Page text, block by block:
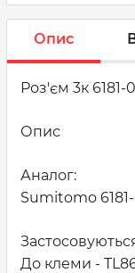
Опис
Роз'єм 3к 6181-
Опис
Аналог:
Sumitomo
До клеми -